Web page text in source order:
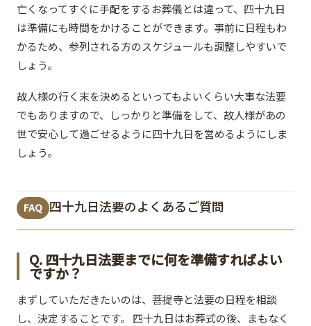
亡くなってすぐに手配をするお葬儀とは違って、四十九日
は準備にも時間をかけることができます。事前に日程もわ
かるため、参列される方のスケジュールも調整しやすいで
しょう。
故人様の行く末を決めるといってもよいくらい大事な法要
でもありますので、しっかりと準備をして、故人様があの
世で安心して過ごせるように四十九日を営めるようにしま
しょう。
FAQ 四十九日法要のよくあるご質問
Q. 四十九日法要までに何を準備すればよい
ですか？
まずしていただきたいのは、菩提寺と法要の日程を相談
し、決定することです。 四十九日はお葬式の後、まもなく